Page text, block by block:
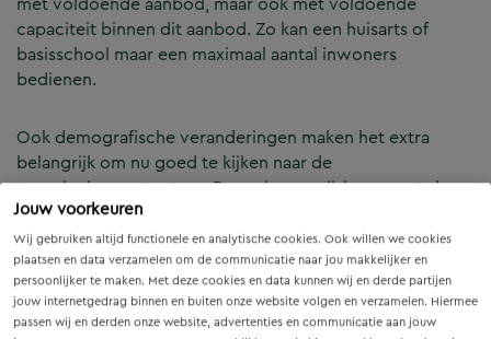
Jouw voorkeuren
Wij gebruiken altijd functionele en analytische cookies. Ook willen we cookies
plaatsen en data verzamelen om de communicatie naar jou makkelijker en
persoonlijker te maken. Met deze cookies en data kunnen wij en derde partijen
jouw internetgedrag binnen en buiten onze website volgen en verzamelen. Hiermee
passen wij en derden onze website, advertenties en communicatie aan jouw
capaciteit binnen dit aanbod. Zo kan een huisarts of
basisschool maar een maximaal aantal inwoners
bedienen.
Ook demografische veranderingen maken het extra
belangrijk om nu goed te kijken naar de
voorzieningenstructuur. Door de vergrijzing neemt de
vraag aan voorzieningen dichtbij huis toe. Inwoners zijn
minder mobiel en kunnen minder grote afstanden
afleggen. Extra nadruk ligt hierbij op de bereikbaarheid
van de gezondheidszorg. Ook de trend naar kleinere
huishoudens heeft invloed op de